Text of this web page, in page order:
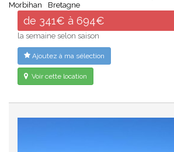
Morbihan
Bretagne
de 341€ à 694€
la semaine selon saison
Ajoutez à ma sélection
Voir cette location